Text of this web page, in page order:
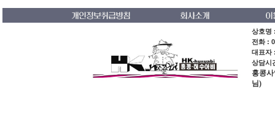
상호명
전화 :
대표자
상담시
홍콩
님)